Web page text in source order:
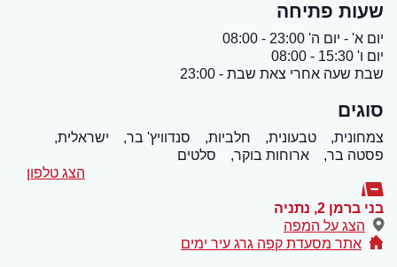
שעות פתיחה
יום א' - יום ה' 23:00 - 08:00
יום ו' 15:30 - 08:00
שבת שעה אחרי צאת שבת - 23:00
סוגים
צמחונית, טבעונית, חלביות, סנדוויץ' בר,
ישראלית,
פסטה בר,
ארוחות בוקר,
סלטים
הצג טלפון
בני ברמן 2 , נתניה
הצג על המפה
אתר מסעדת קפה גרג עיר ימים